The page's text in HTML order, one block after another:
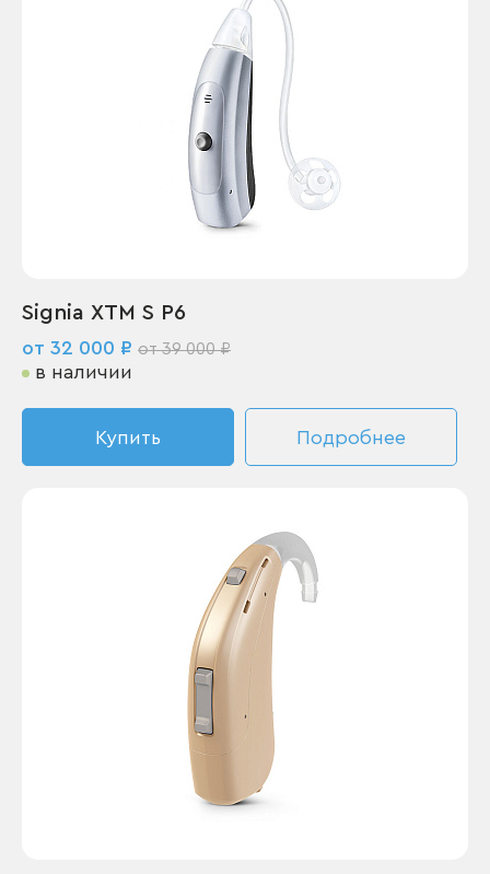
Signia XTM S P6
от 32 000 ₽ от 39 000 ₽
в наличии
Купить Подробнее